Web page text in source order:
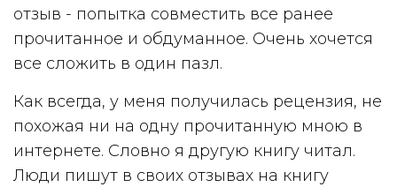
отзыв - попытка совместить все ранее
прочитанное и обдуманное. Очень хочется
все сложить в один пазл.
Как всегда, у меня получилась рецензия, не
похожая ни на одну прочитанную мною в
интернете. Словно я другую книгу читал.
Люди пишут в своих отзывах на книгу